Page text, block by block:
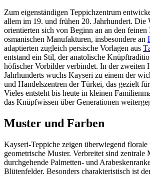
Zum eigenständigen Teppichzentrum
allem im 19. und frühen 20. Jahrhundert. Die
orientierten sich von Beginn an an den feinen
osmanischen Manufakturen, insbesondere an
adaptierten zugleich persische Vorlagen aus
entstand ein Stil, der anatolische
höfischer Vorbilder verbindet. In der zweiten
Jahrhunderts wuchs Kayseri zu einem der
und Handelszentren der Türkei, das gezielt
Vieles entsteht bis heute in kleinen
das Knüpfwissen über Generationen
Muster und Farben
Kayseri-Teppiche zeigen überwiegend
geometrische Muster. Verbreitet sind zentrale
durchgehende Palmetten- und
Blütenfelder. Besonders charakteristisch ist